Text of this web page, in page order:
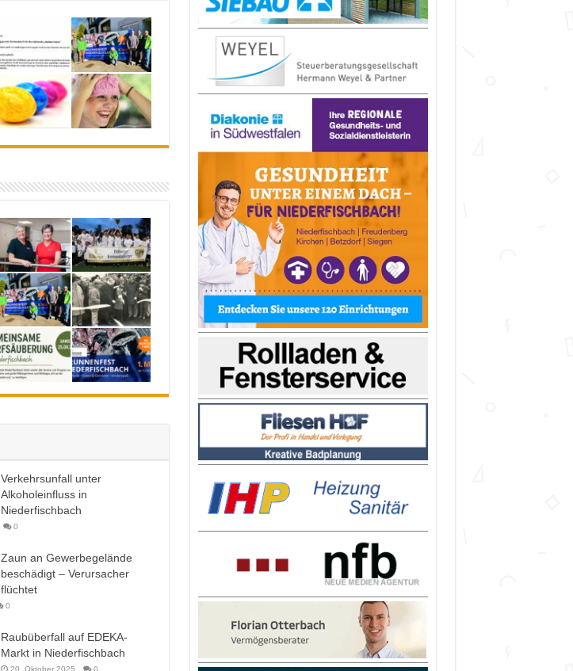
Verkehrsunfall unter
Alkoholeinfluss in
Niederfischbach
0
Zaun an Gewerbegelände
beschädigt – Verursacher
flüchtet
0
Raubüberfall auf EDEKA-
Markt in Niederfischbach
20. Oktober 2025 0